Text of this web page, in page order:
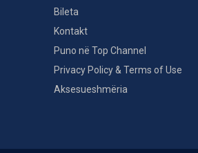
Bileta
Kontakt
Puno në Top Channel
Privacy Policy & Terms of Use
Aksesueshmëria